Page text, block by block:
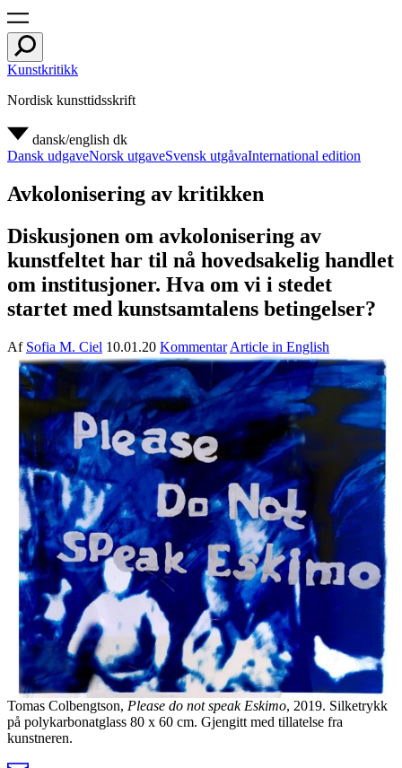
Kunstkritikk
Nordisk kunsttidsskrift
dansk/english dk
Dansk udgaveNorsk utgaveSvensk utgåvaInternational edition
Avkolonisering av kritikken
Diskusjonen om avkolonisering av
kunstfeltet har til nå hovedsakelig handlet
om institusjoner. Hva om vi i stedet
startet med kunstsamtalens betingelser?
Af Sofia M. Ciel 10.01.20 Kommentar Article in English
Tomas Colbengtson, Please do not speak Eskimo, 2019. Silketrykk
på polykarbonatglass 80 x 60 cm. Gjengitt med tillatelse fra
kunstneren.